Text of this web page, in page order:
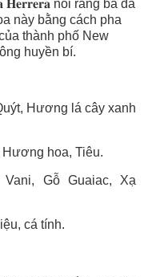
nói rằng bà đã
này bằng cách pha
thành phố New
huyền bí.
Hương lá cây xanh
hoa, Tiêu.
Gỗ Guaiac, Xạ
cá tính.